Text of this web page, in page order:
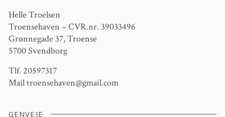
Helle Troelsen
Troensehaven – CVR.nr. 39033496
Grønnegade 37, Troense
5700 Svendborg
Tlf. 20597317
Mailtroensehaven@gmail.com
GENVEJE